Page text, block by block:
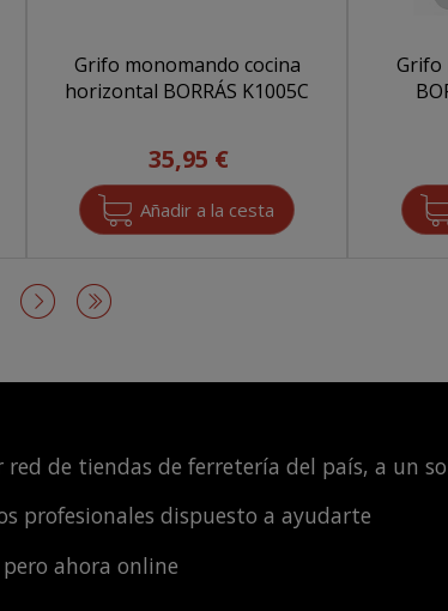
Grifo monomando cocina
horizontal BORRÁS K1005C
35,95 €
Grifo
red de tiendas de ferretería del país, a un
profesionales dispuesto a ayudarte
ahora online